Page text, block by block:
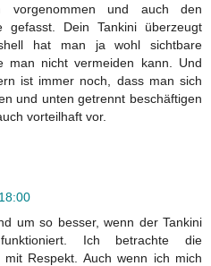
und auch den
gefasst. Dein Tankini überzeugt
hat man ja wohl sichtbare
man nicht vermeiden kann. Und
ist immer noch, dass man sich
und unten getrennt beschäftigen
vorteilhaft vor.
um so besser, wenn der Tankini
Ich betrachte die
mit Respekt. Auch wenn ich mich